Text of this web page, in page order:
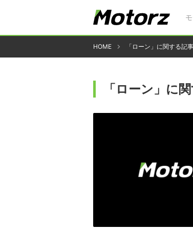
HOME 「ローン」に関する記事
「ローン」に